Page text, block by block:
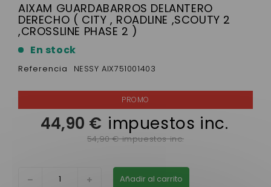
AIXAM GUARDABARROS DELANTERO
DERECHO ( CITY , ROADLINE ,SCOUTY 2
,CROSSLINE PHASE 2 )
En stock
Referencia NESSY AIX751001403
44,90 € impuestos inc.
54,90 € impuestos inc.
Añadir al carrito